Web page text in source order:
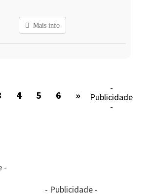
Mais info
4 5 6 »
-
Publicidade
-
-
- Publicidade -